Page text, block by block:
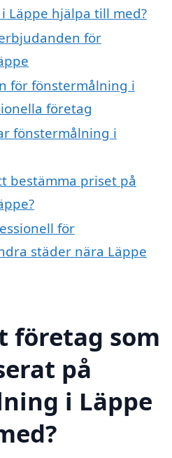
Läppe hjälpa till med?
för
för fönstermålning i
företag
fönstermålning i
bestämma priset på
för
städer nära Läppe
företag som
på
i Läppe